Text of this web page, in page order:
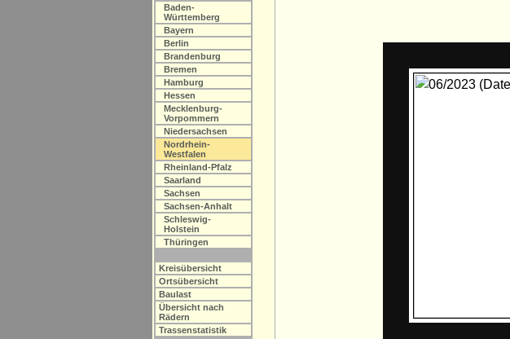
Baden-
Württemberg
Bayern
Berlin
Brandenburg
Bremen
Hamburg
Hessen
Mecklenburg-
Vorpommern
Niedersachsen
Nordrhein-
Westfalen
Rheinland-Pfalz
Saarland
Sachsen
Sachsen-Anhalt
Schleswig-
Holstein
Thüringen
Kreisübersicht
Ortsübersicht
Baulast
Übersicht nach
Rädern
Trassenstatistik